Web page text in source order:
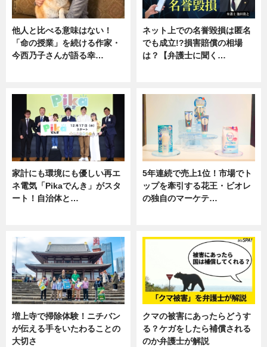
他人と比べる意味はない！
「命の授業」を続ける作家・
今西乃子さんが語る幸…
ネット上での名誉毀損は匿名
でも成立!?損害賠償の相場
は？【弁護士に聞く…
家計にも環境にも優しい再エ
ネ電気「Pikaでんき」がスタ
ート！自治体と…
5年連続で売上1位！市場でト
ップを牽引する花王・ビオレ
の独自のマーケテ…
増上寺で掃除体験！ニチバン
が伝える手をいたわることの
大切さ
クマの被害にあったらどうす
る？ケガをしたら補償される
のか弁護士が解説